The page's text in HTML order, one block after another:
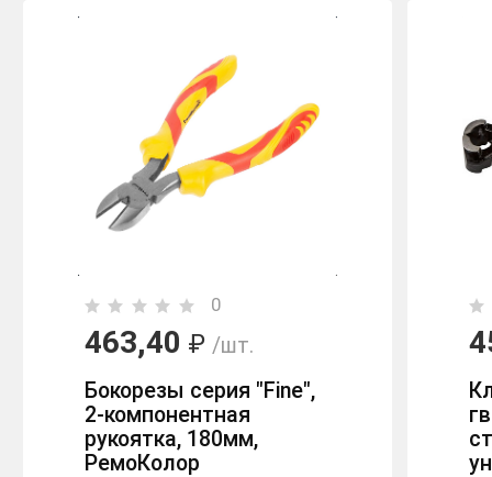
0
463,40 ₽ /шт.
Бокорезы серия "Fine",
2-компонентная
рукоятка, 180мм,
РемоКолор